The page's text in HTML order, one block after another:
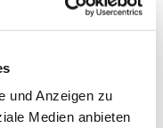
und Anzeigen zu
Medien anbieten